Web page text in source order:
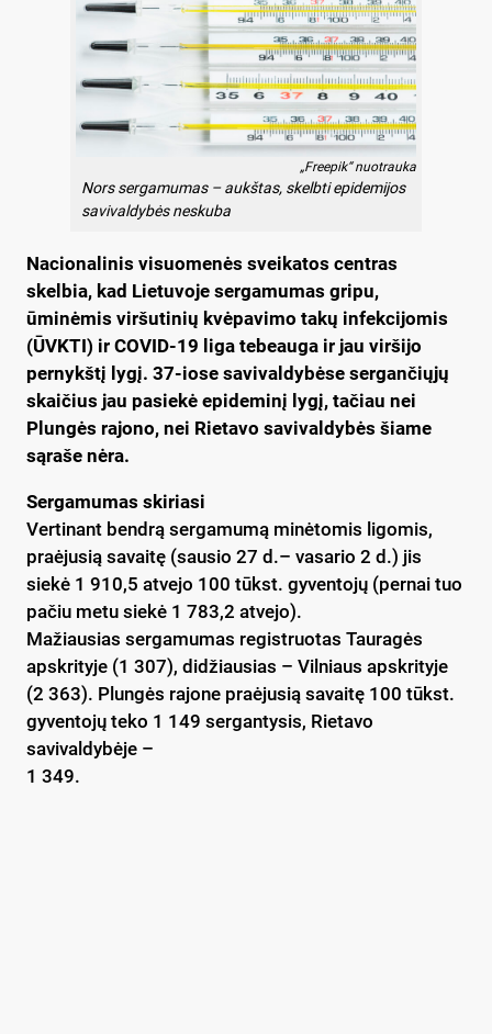
„Freepik“ nuotrauka
Nors sergamumas – aukštas, skelbti epidemijos
savivaldybės neskuba
Nacionalinis visuomenės sveikatos centras
skelbia, kad Lietuvoje sergamumas gripu,
ūminėmis viršutinių kvėpavimo takų infekcijomis
(ŪVKTI) ir COVID-19 liga tebeauga ir jau viršijo
pernykštį lygį. 37-iose savivaldybėse sergančiųjų
skaičius jau pasiekė epideminį lygį, tačiau nei
Plungės rajono, nei Rietavo savivaldybės šiame
sąraše nėra.
Sergamumas skiriasi
Vertinant bendrą sergamumą minėtomis ligomis,
praėjusią savaitę (sausio 27 d.– vasario 2 d.) jis
siekė 1 910,5 atvejo 100 tūkst. gyventojų (pernai tuo
pačiu metu siekė 1 783,2 atvejo).
Mažiausias sergamumas registruotas Tauragės
apskrityje (1 307), didžiausias – Vilniaus apskrityje
(2 363). Plungės rajone praėjusią savaitę 100 tūkst.
gyventojų teko 1 149 sergantysis, Rietavo
savivaldybėje –
1 349.